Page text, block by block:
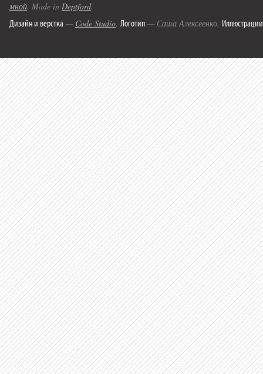
мной. Made in Deptford.
Дизайн и верстка — Code Studio. Логотип — Саша Алексеенко. Иллюстрации